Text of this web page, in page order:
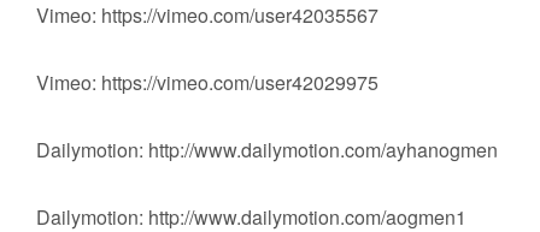
Vimeo: https://vimeo.com/user42035567
Vimeo: https://vimeo.com/user42029975
Dailymotion: http://www.dailymotion.com/ayhanogmen
Dailymotion: http://www.dailymotion.com/aogmen1